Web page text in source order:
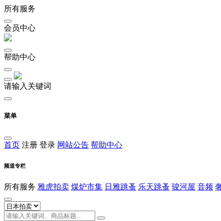
所有服务
会员中心
帮助中心
请输入关键词
菜单
首页 注册 登录 网站公告 帮助中心
频道专栏
所有服务 雅虎拍卖 煤炉市集 日雅跳蚤 乐天跳蚤 骏河屋 音频